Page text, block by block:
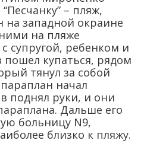
– пляж,
на западной окраине
на пляже
супругой, ребенком и
пошел купаться, рядом
тянул за собой
начал
поднял руки, и они
Дальше его
больницу N9,
близко к пляжу.